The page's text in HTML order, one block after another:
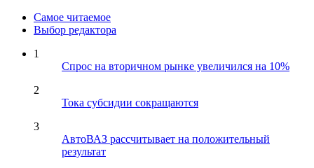
Самое читаемое
Выбор редактора
1
Спрос на вторичном рынке увеличился на 10%
2
Тока субсидии сокращаются
3
АвтоВАЗ рассчитывает на положительный
результат